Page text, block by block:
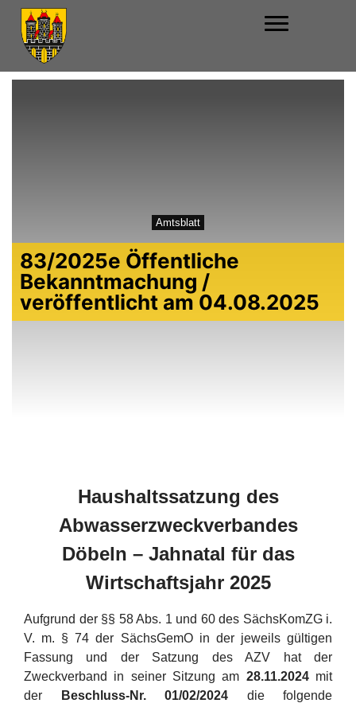
Amtsblatt
83/2025e Öffentliche
Bekanntmachung /
veröffentlicht am 04.08.2025
Haushaltssatzung des
Abwasserzweckverbandes
Döbeln – Jahnatal für das
Wirtschaftsjahr 2025
Aufgrund der §§ 58 Abs. 1 und 60 des SächsKomZG i.
V. m. § 74 der SächsGemO in der jeweils gültigen
Fassung und der Satzung des AZV hat der
Zweckverband in seiner Sitzung am 28.11.2024mit
der
Beschluss-Nr. 01/02/2024 die folgende